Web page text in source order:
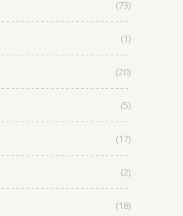
(73)
(1)
(20)
(5)
(17)
(2)
(18)